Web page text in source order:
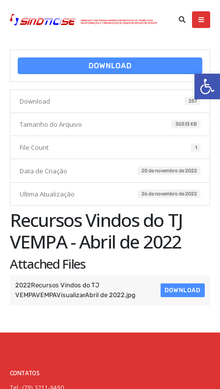
DOWNLOAD
Download 257
Tamanho do Arquivo 303.13 KB
File Count 1
Data de Criação 20 de novembro de 2022
Ultima Atualização 26 de novembro de 2022
Recursos Vindos do TJ
VEMPA - Abril de 2022
Attached Files
2022Recursos Vindos do TJ
VEMPAVEMPAVisualizarAbril de 2022.jpg
DOWNLOAD
CONTATOS